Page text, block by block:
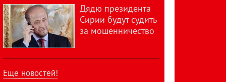
Дядю президента
Сирии будут судить
за мошенничество
Еще новостей!